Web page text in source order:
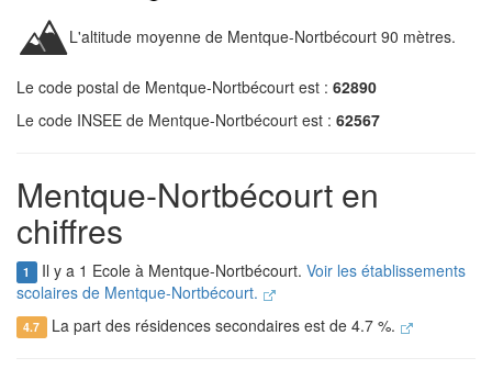
L'altitude moyenne de Mentque-Nortbécourt 90 mètres.
Le code postal de Mentque-Nortbécourt est : 62890
Le code INSEE de Mentque-Nortbécourt est : 62567
Mentque-Nortbécourt en
chiffres
1 Il y a 1 Ecole à Mentque-Nortbécourt. Voir les établissements
scolaires de Mentque-Nortbécourt.
4.7 La part des résidences secondaires est de 4.7 %.